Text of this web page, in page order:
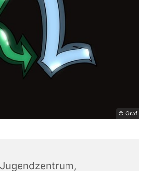
© Graf
Jugendzentrum,